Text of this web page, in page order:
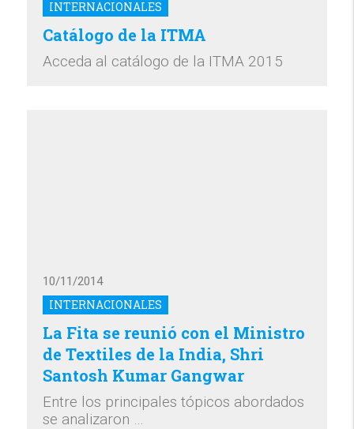
INTERNACIONALES
Catálogo de la ITMA
Acceda al catálogo de la ITMA 2015
INTERNACIONALES
10/11/2014
La Fita se reunió con el Ministro
de Textiles de la India, Shri
Santosh Kumar Gangwar
Entre los principales tópicos abordados
se analizaron …